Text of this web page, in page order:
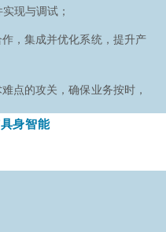
关3D建模软件；
化能力；
现与调试；
，集成并优化系统，提升产
点的攻关，确保业务按时，
动化、电子等相关专业，具
经典频域设计，鲁棒控制，
身智能